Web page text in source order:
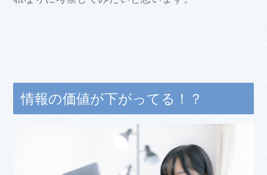
情報の価値が下がってる！？